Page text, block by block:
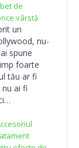
de
vârstă
un
nu-
spune
foarte
tău ar fi
ai fi